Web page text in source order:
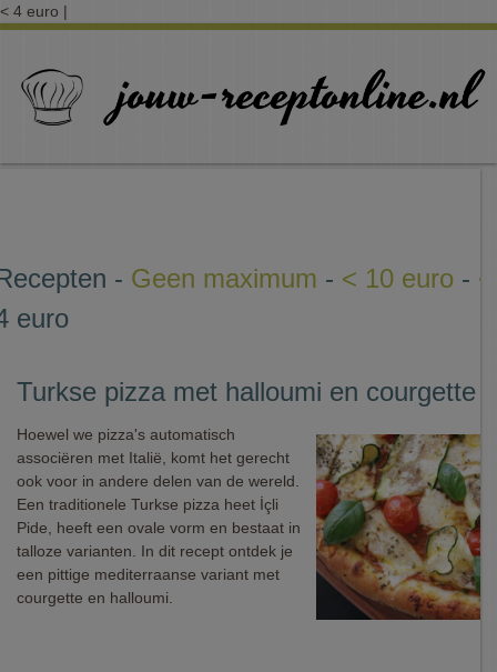
< 4 euro |
- Geen maximum - < 10 euro -
euro
Turkse pizza met halloumi en courgette
Hoewel we pizza's automatisch
associëren met Italië, komt het gerecht
ook voor in andere delen van de wereld.
Een traditionele Turkse pizza heet İçli
Pide, heeft een ovale vorm en bestaat in
talloze varianten. In dit recept ontdek je
een pittige mediterraanse variant met
courgette en halloumi.